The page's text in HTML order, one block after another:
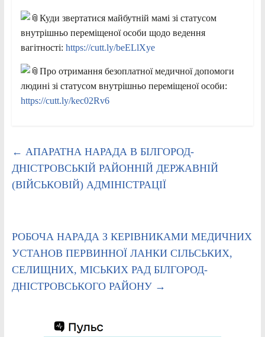
Куди звертатися майбутній мамі зі статусом
внутрішньо переміщеної особи щодо ведення
вагітності: https://cutt.ly/beELlXye
Про отримання безоплатної медичної допомоги
людині зі статусом внутрішньо переміщеної особи:
https://cutt.ly/kec02Rv6
← АПАРАТНА НАРАДА В БІЛГОРОД-
ДНІСТРОВСЬКІЙ РАЙОННІЙ ДЕРЖАВНІЙ
(ВІЙСЬКОВІЙ) АДМІНІСТРАЦІЇ
РОБОЧА НАРАДА З КЕРІВНИКАМИ МЕДИЧНИХ
УСТАНОВ ПЕРВИННОЇ ЛАНКИ СІЛЬСЬКИХ,
СЕЛИЩНИХ, МІСЬКИХ РАД БІЛГОРОД-
ДНІСТРОВСЬКОГО РАЙОНУ →